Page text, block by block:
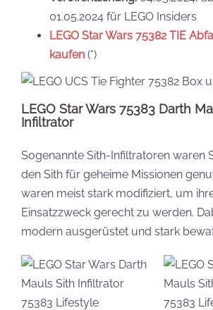
01.05.2024 für LEGO Insiders
LEGO Star Wars 75382 TIE
kaufen (*)
LEGO Star Wars 75383 Darth
Infiltrator
Sogenannte Sith-Infiltratoren waren
den Sith für geheime Missionen
waren meist stark modifiziert, um
Einsatzzweck gerecht zu werden.
modern ausgerüstet und stark